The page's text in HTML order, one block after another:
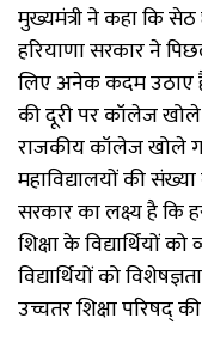
मुख्यमंत्री ने कहा कि
हरियाणा सरकार ने
लिए अनेक कदम उठाए
की दूरी पर कॉलेज खोले
राजकीय कॉलेज खोले
महाविद्यालयों की
सरकार का लक्ष्य है कि
शिक्षा के विद्यार्थियों
विद्यार्थियों को
उच्चतर शिक्षा परिषद्